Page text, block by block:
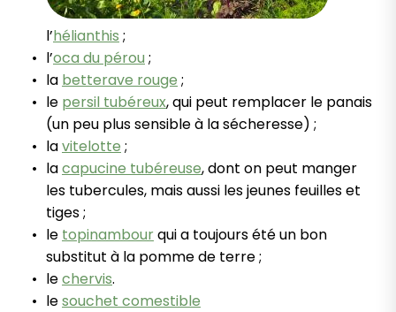
l’hélianthis ;
l’oca du pérou ;
la betterave rouge ;
le persil tubéreux, qui peut remplacer le panais
(un peu plus sensible à la sécheresse) ;
lavitelotte ;
lacapucine tubéreuse, dont on peut manger
les tubercules, mais aussi les jeunes feuilles et
tiges ;
le topinambourqui a toujours été un bon
substitut à la pomme de terre ;
lechervis.
lesouchet comestible